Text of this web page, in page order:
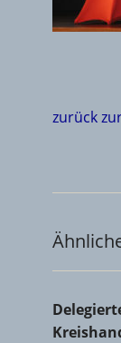
zurück